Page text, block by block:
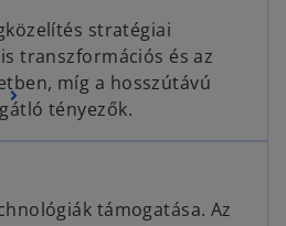
stratégiai
transzformációs és az
míg a hosszútávú
tényezők.
támogatása. Az